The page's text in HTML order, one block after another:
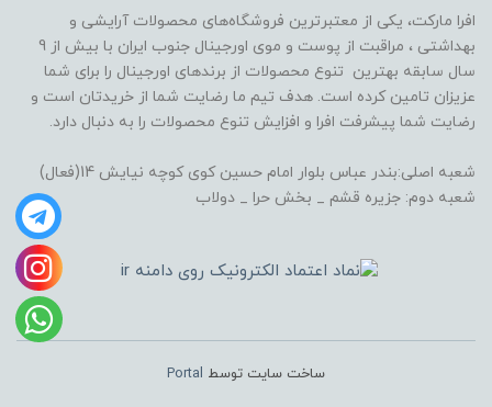
افرا مارکت، یکی از معتبرترین فروشگاه‌های محصولات آرایشی و
بهداشتی ، مراقبت از پوست و موی اورجینال جنوب ایران با بیش از 9
سال سابقه بهترین تنوع محصولات از برندهای اورجینال را برای شما
عزیزان تامین کرده است. هدف تیم ما رضایت شما از خریدتان است و
رضایت شما پیشرفت افرا و افزایش تنوع محصولات را به دنبال دارد.
شعبه اصلی:بندر عباس بلوار امام حسین کوی کوچه نیایش 14(فعال)
شعبه دوم: جزیره قشم _ بخش حرا _ دولاب
ساخت سایت توسط Portal